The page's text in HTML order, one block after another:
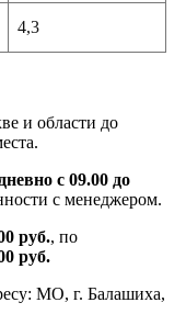
4,3
и области до
с 09.00 до
с менеджером.
руб., по
руб.
МО, г. Балашиха,